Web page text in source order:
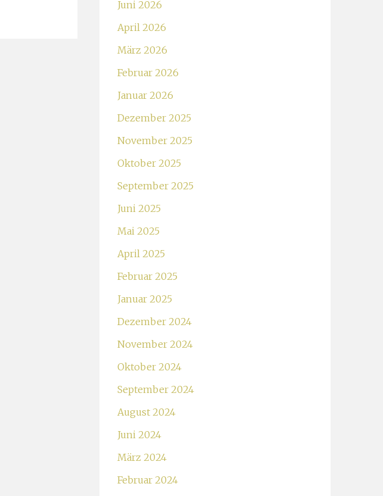
Juni 2026
April 2026
März 2026
Februar 2026
Januar 2026
Dezember 2025
November 2025
Oktober 2025
September 2025
Juni 2025
Mai 2025
April 2025
Februar 2025
Januar 2025
Dezember 2024
November 2024
Oktober 2024
September 2024
August 2024
Juni 2024
März 2024
Februar 2024